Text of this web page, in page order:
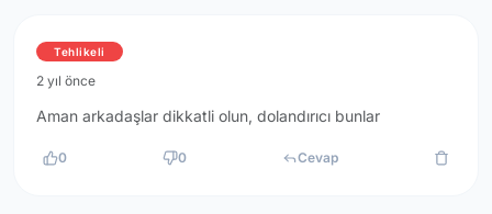
Tehlikeli
2 yıl önce
Aman arkadaşlar dikkatli olun, dolandırıcı bunlar
0 0 Cevap